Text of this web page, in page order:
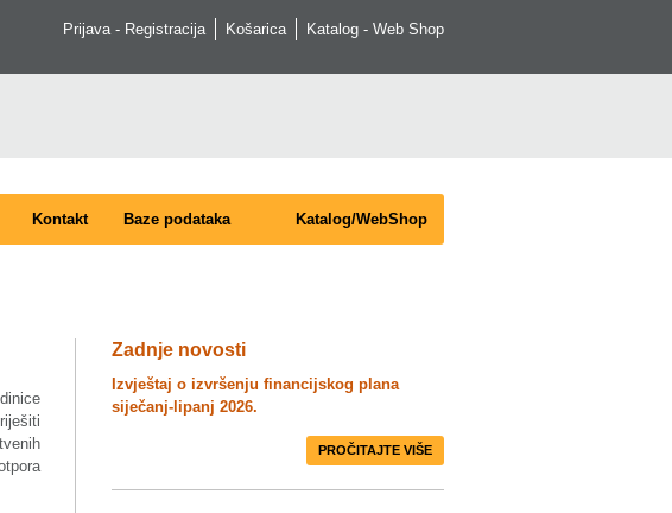
Prijava - Registracija Košarica Katalog - Web Shop
Kontakt Baze podataka Katalog/WebShop
Zadnje novosti
Izvještaj o izvršenju financijskog plana
siječanj-lipanj 2026.
PROČITAJTE VIŠE